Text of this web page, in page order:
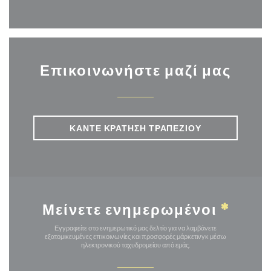
Επικοινωνήστε μαζί μας
ΚΆΝΤΕ ΚΡΆΤΗΣΗ ΤΡΑΠΕΖΙΟΎ
Μείνετε ενημερωμένοι *
Εγγραφείτε στο ενημερωτικό μας δελτίο για να λαμβάνετε
εξατομικευμένες επικοινωνίες και προσφορές μάρκετινγκ μέσω
ηλεκτρονικού ταχυδρομείου από εμάς.